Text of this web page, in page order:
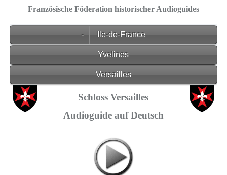
Französische Föderation historischer Audioguides
- Ile-de-France
Yvelines
Versailles
Schloss Versailles
Audioguide auf Deutsch